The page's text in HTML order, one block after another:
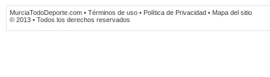
MurciaTodoDeporte.com • Términos de uso • Política de Privacidad • Mapa del sitio
© 2013 • Todos los derechos reservados